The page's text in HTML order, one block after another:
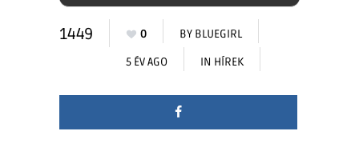
1449 0 BY BLUEGIRL
5 ÉV AGO IN HÍREK